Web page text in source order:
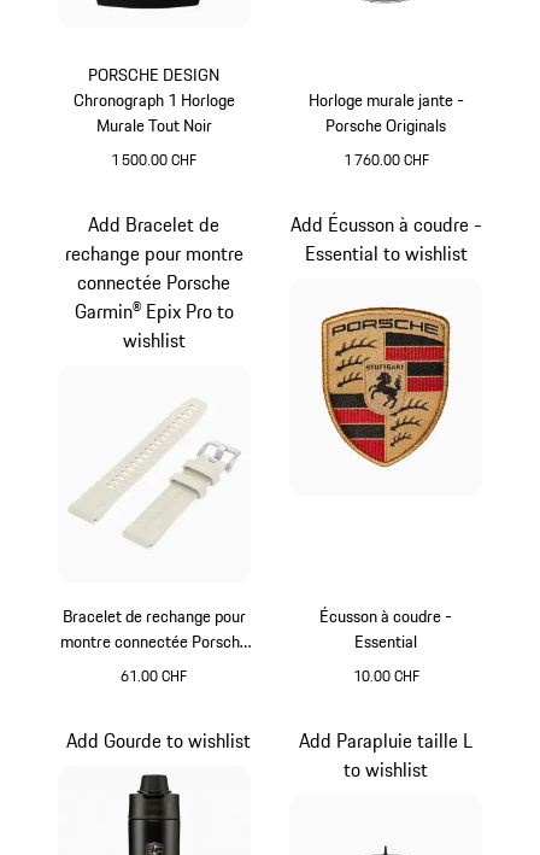
PORSCHE DESIGN
Chronograph 1 Horloge
Murale Tout Noir
1 500.00 CHF
Horloge murale jante -
Porsche Originals
1 760.00 CHF
Bracelet de rechange pour
montre connectée Porsche
Garmin® Epix Pro
61.00 CHF
Add Bracelet de
rechange pour montre
connectée Porsche
Garmin® Epix Pro to
wishlist
Écusson à coudre -
Essential
10.00 CHF
Add Écusson à coudre -
Essential to wishlist
Add Gourde to wishlist
Add Parapluie taille L
to wishlist